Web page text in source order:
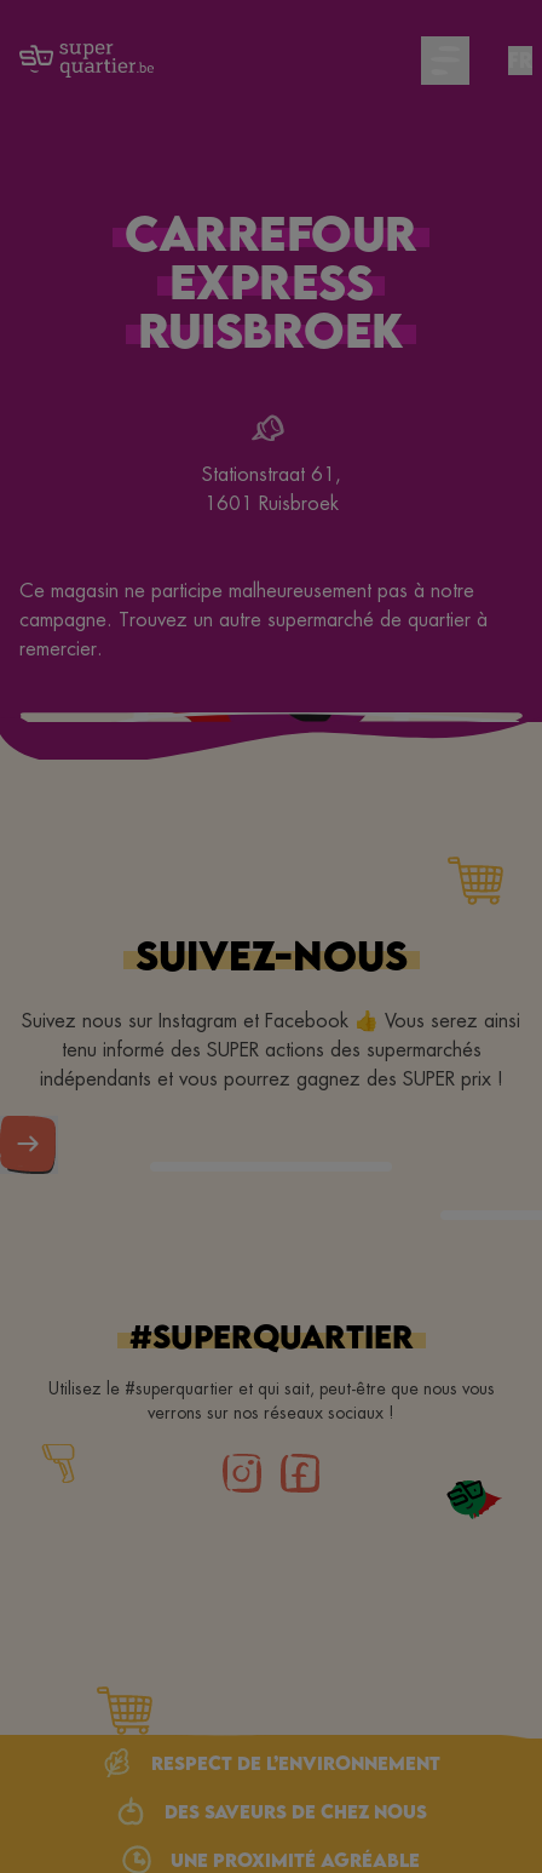
Open main
Carrefour
Express
Ruisbroek
Stationstraat 61 ,
1601 Ruisbroek
Ce magasin ne participe malheureusement pas à notre
campagne. Trouvez un autre supermarché de quartier à
remercier.
SUIVEZ-NOUS
Suivez nous sur Instagram et Facebook 👍 Vous serez ainsi
tenu informé des SUPER actions des supermarchés
indépendants et vous pourrez gagnez des SUPER prix !
#superquartier
Utilisez le #superquartier et qui sait, peut-être que nous vous
verrons sur nos réseaux sociaux !
Respect de l’environnement
Des saveurs de chez nous
une proximité agréable